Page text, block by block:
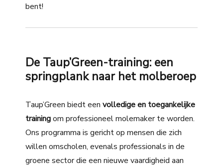
bent!
De Taup’Green-training: een
springplank naar het molberoep
Taup’Green biedt eenvolledige en toegankelijke
trainingom professioneel molemaker te worden.
Ons programma is gericht op mensen die zich
willen omscholen, evenals professionals in de
groene sector die een nieuwe vaardigheid aan